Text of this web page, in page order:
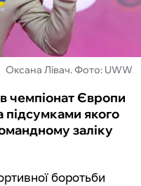
Оксана Лівач. Фото: UWW
чемпіонат Європи
підсумками якого
заліку
боротьби